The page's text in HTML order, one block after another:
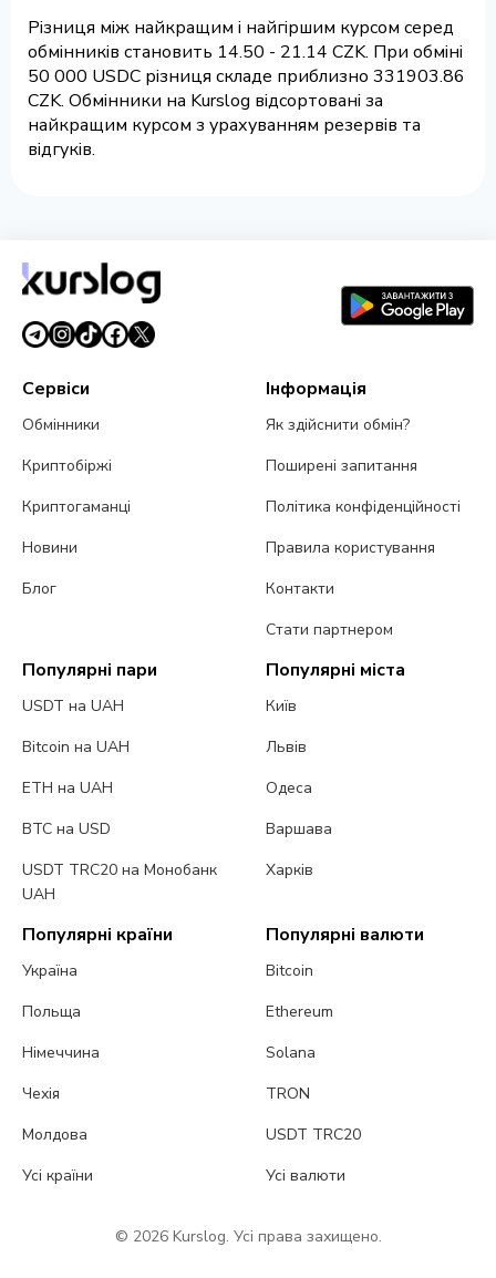
Різниця між найкращим і найгіршим курсом серед
обмінників становить 14.50 - 21.14 CZK. При обміні
50 000 USDC різниця складе приблизно 331903.86
CZK. Обмінники на Kurslog відсортовані за
найкращим курсом з урахуванням резервів та
відгуків.
Сервіси
Обмінники
Криптобіржі
Криптогаманці
Новини
Блог
Інформація
Як здійснити обмін?
Поширені запитання
Політика конфіденційності
Правила користування
Контакти
Стати партнером
Популярні пари
USDT на UAH
Bitcoin на UAH
ETH на UAH
BTC на USD
USDT TRC20 на Монобанк
UAH
Популярні міста
Київ
Львів
Одеса
Варшава
Харків
Популярні країни
Україна
Польща
Німеччина
Чехія
Молдова
Усі країни
Популярні валюти
Bitcoin
Ethereum
Solana
TRON
USDT TRC20
Усі валюти
© 2026 Kurslog. Усі права захищено.